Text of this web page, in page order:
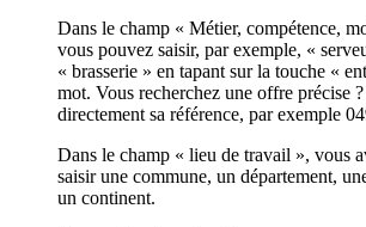
Dans le champ « Métier, compétence,
vous pouvez saisir, par exemple, «
« brasserie » en tapant sur la touche «
mot. Vous recherchez une offre précise ?
directement sa référence, par exemple
Dans le champ « lieu de travail », vous
saisir une commune, un département,
un continent.